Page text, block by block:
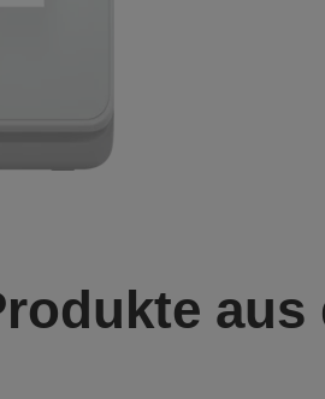
aus